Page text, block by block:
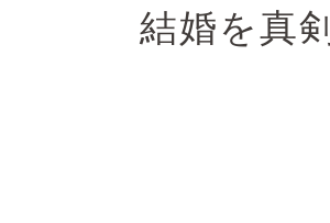
結婚を真